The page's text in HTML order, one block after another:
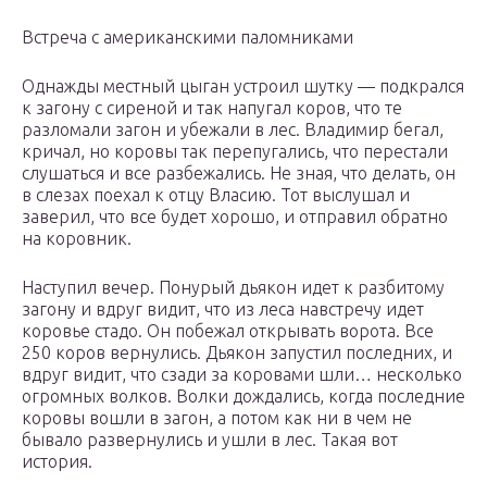
Встреча с американскими паломниками
Однажды местный цыган устроил шутку — подкрался
к загону с сиреной и так напугал коров, что те
разломали загон и убежали в лес. Владимир бегал,
кричал, но коровы так перепугались, что перестали
слушаться и все разбежались. Не зная, что делать, он
в слезах поехал к отцу Власию. Тот выслушал и
заверил, что все будет хорошо, и отправил обратно
на коровник.
Наступил вечер. Понурый дьякон идет к разбитому
загону и вдруг видит, что из леса навстречу идет
коровье стадо. Он побежал открывать ворота. Все
250 коров вернулись. Дьякон запустил последних, и
вдруг видит, что сзади за коровами шли… несколько
огромных волков. Волки дождались, когда последние
коровы вошли в загон, а потом как ни в чем не
бывало развернулись и ушли в лес. Такая вот
история.